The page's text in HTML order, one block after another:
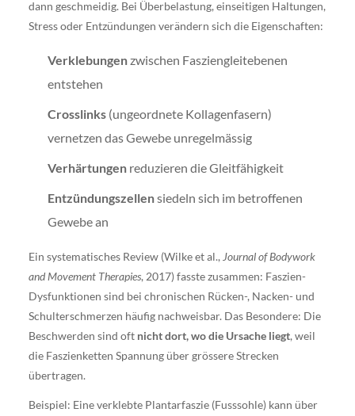
dann geschmeidig. Bei Überbelastung, einseitigen Haltungen,
Stress oder Entzündungen verändern sich die Eigenschaften:
Verklebungenzwischen Fasziengleitebenen
entstehen
Crosslinks (ungeordnete Kollagenfasern)
vernetzen das Gewebe unregelmässig
Verhärtungen reduzieren die Gleitfähigkeit
Entzündungszellensiedeln sich im betroffenen
Gewebe an
Ein systematisches Review (Wilke et al., Journal of Bodywork
and Movement Therapies, 2017) fasste zusammen: Faszien-
Dysfunktionen sind bei chronischen Rücken-, Nacken- und
Schulterschmerzen häufig nachweisbar. Das Besondere: Die
Beschwerden sind oft nicht dort, wo die Ursache liegt, weil
die Faszienketten Spannung über grössere Strecken
übertragen.
Beispiel: Eine verklebte Plantarfaszie (Fusssohle) kann über